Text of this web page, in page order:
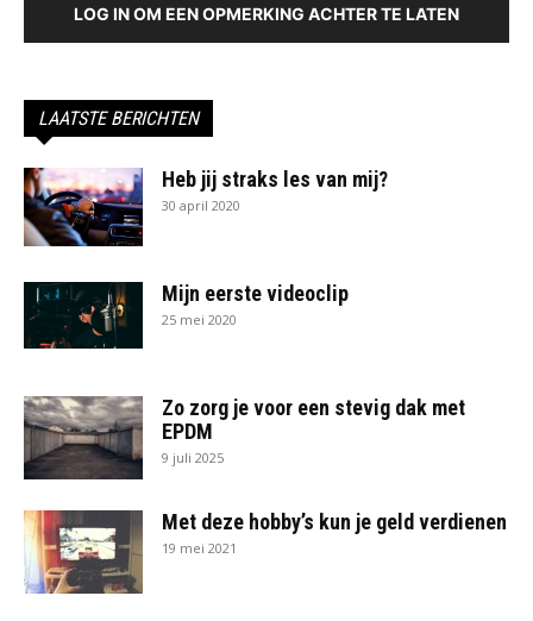
LOG IN OM EEN OPMERKING ACHTER TE LATEN
LAATSTE BERICHTEN
Heb jij straks les van mij?
30 april 2020
Mijn eerste videoclip
25 mei 2020
Zo zorg je voor een stevig dak met
EPDM
9 juli 2025
Met deze hobby’s kun je geld verdienen
19 mei 2021